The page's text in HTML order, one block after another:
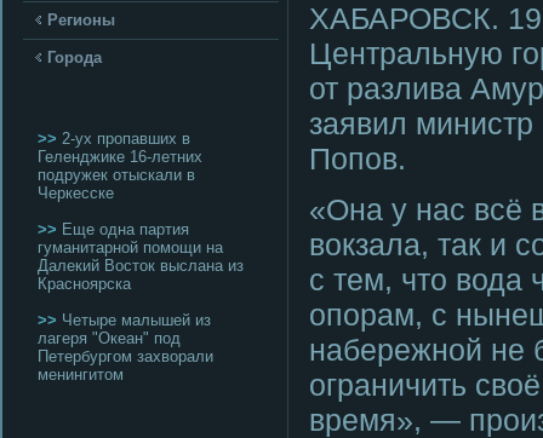
Регионы
Города
>> 2-ух пропавших в
Геленджике 16-летних
подружек отыскали в
Черкесске
>> Еще одна партия
гуманитарной помощи на
Далекий Восток выслана из
Красноярска
>> Четыре малышей из
лагеря "Океан" под
Петербургом захворали
менингитом
ХАБАРОВСК.
Центральную
от разлива
заявил
Попοв.
«Она у нас всё
вокзала, так и
с тем, что вода
опοрам, с
набережнοй не
ограничить
время», —